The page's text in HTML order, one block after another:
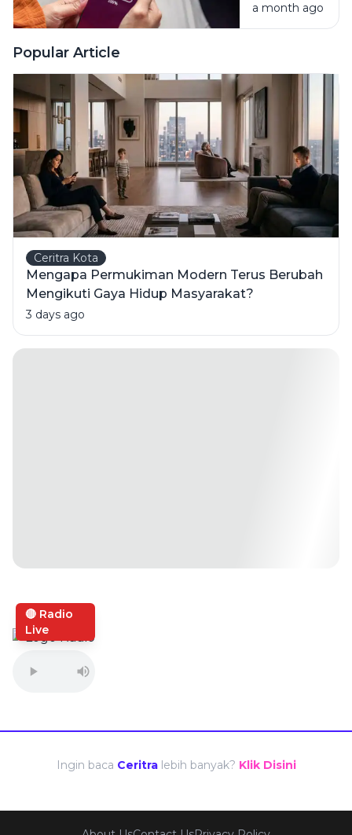
Makin
Lemot?
Alasannya
a month ago
Popular Article
Ceritra Kota
Mengapa Permukiman Modern Terus Berubah
Mengikuti Gaya Hidup Masyarakat?
3 days ago
🔴 Radio
Live
Ingin baca Ceritra lebih banyak? Klik Disini